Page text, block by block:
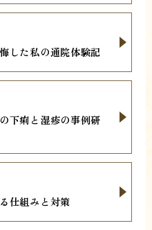
した私の通院体験記
下痢と湿疹の事例研
仕組みと対策